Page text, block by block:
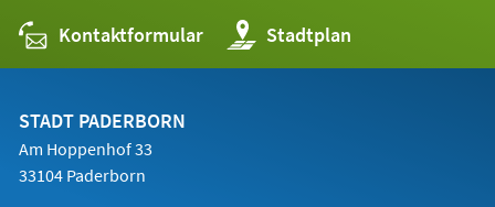
Kontaktformular Stadtplan
(Öffnet
in
einem
STADT PADERBORN
Am Hoppenhof 33
33104 Paderborn